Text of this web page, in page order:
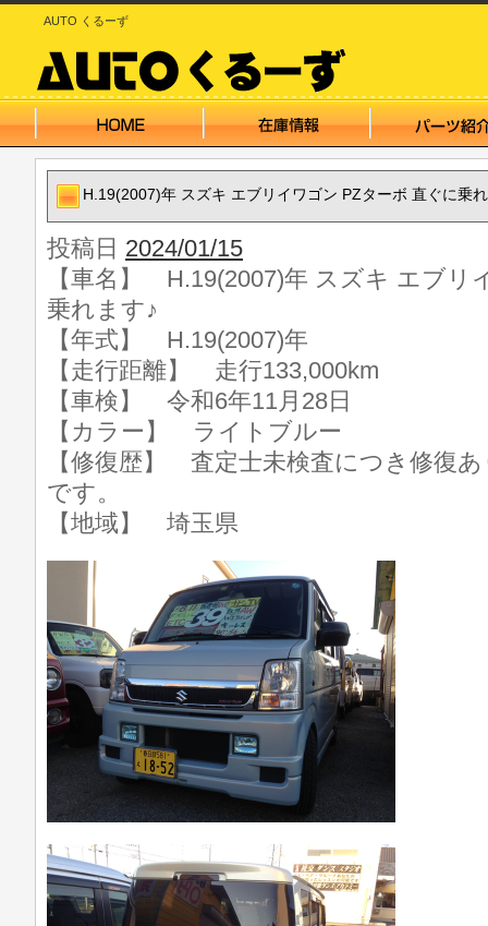
AUTO くるーず
H.19(2007)年 スズキ エブリイワゴン PZターボ 直ぐに乗
投稿日 2024/01/15
【車名】 H.19(2007)年 スズキ エブリ
乗れます♪
【年式】 H.19(2007)年
【走行距離】 走行133,000km
【車検】 令和6年11月28日
【カラー】 ライトブルー
【修復歴】 査定士未検査につき修復
です。
【地域】 埼玉県